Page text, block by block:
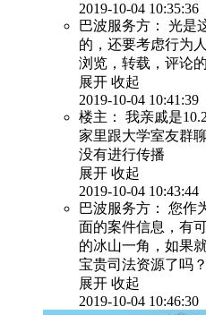
2019-10-04 10:35:36
巴波服务方：
光是
的，还要考虑行为
浏览，转载，评论
展开 收起
2019-10-04 10:41:39
楼主：
我亲戚是
家里跟大学室友群
没有进行传播
展开 收起
2019-10-04 10:43:44
巴波服务方：
您作
面的案件信息，有
的冰山一角，如果
宝贵司法资源了吗？
展开 收起
2019-10-04 10:46:30